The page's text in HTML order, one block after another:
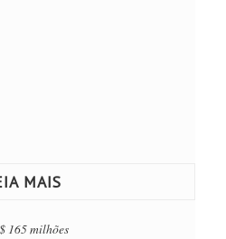
MAIS
165 milhões